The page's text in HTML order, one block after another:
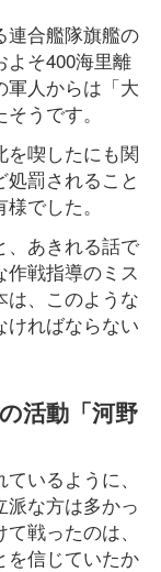
連合艦隊旗艦の
よそ400海里離
軍人からは「大
うです。
を喫したにも関
罰されること
でした。
、あきれる話で
戦指導のミス
は、このような
ければならない
活動「河野
いるように、
な方は多かっ
戦ったのは、
を信じていたか